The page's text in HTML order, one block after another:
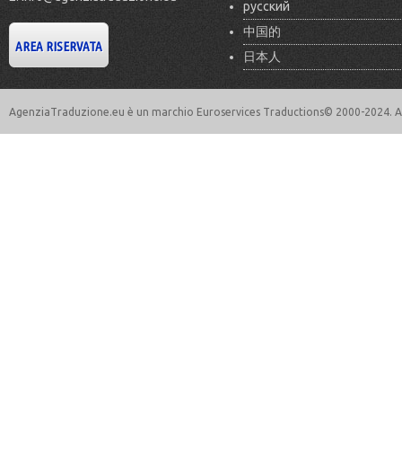
русский
中国的
日本人
AgenziaTraduzione.eu è un marchio Euroservices Traductions© 2000-2024.